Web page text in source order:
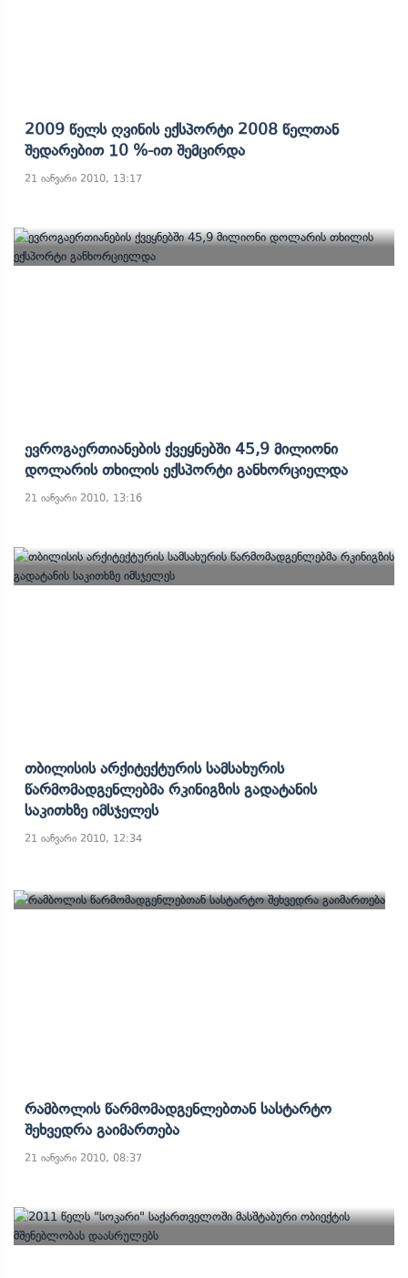
2009 Წელს Ღვინის Ექსპორტი 2008 Წელთან
Შედარებით 10 %-Ით Შემცირდა
21 იანვარი 2010, 13:17
Ევროგაერთიანების Ქვეყნებში 45,9 Მილიონი
Დოლარის Თხილის Ექსპორტი Განხორციელდა
21 იანვარი 2010, 13:16
Თბილისის Არქიტექტურის Სამსახურის
Წარმომადგენლებმა Რკინიგზის Გადატანის
Საკითხზე Იმსჯელეს
21 იანვარი 2010, 12:34
Რამბოლის Წარმომადგენლებთან Სასტარტო
Შეხვედრა Გაიმართება
21 იანვარი 2010, 08:37